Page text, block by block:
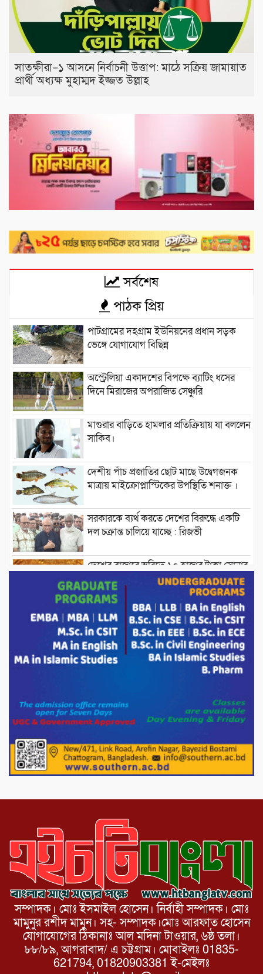
সাতক্ষীরা–১ আসনে নির্বাচনী উত্তাপ: মাঠে সক্রিয় জামায়াত
প্রার্থী অধ্যক্ষ মুহাম্মদ ইজ্জত উল্লাহ
সর্বশেষ
পাঠক প্রিয়
পাটগ্রামের দহগ্রাম ইউনিয়নের প্রধান সড়ক
ভেঙ্গে যোগাযোগ বিছিন্ন
অস্ট্রেলিয়া একাদশের বিপক্ষে ব্যাটিং ধসের
দিনে মিরাজের অপরাজিত সেঞ্চুরি
মাগুরার বাড়িতে হামলার প্রতিক্রিয়ায় যা বললেন
সাকিব।
দেশীয় পাঁচ প্রজাতির ছোট মাছে উদ্বেগজনক
মাত্রায় মাইক্রোপ্লাস্টিকের উপস্থিতি শনাক্ত ।
সরকারকে ব্যর্থ করতে দেশের বিরুদ্ধে একটি
দল চক্রান্ত চালিয়ে যাচ্ছে : রিজভী
দেশের বাজারে ভরিতে ১০ হাজার টাকা সোনার
দাম বাড়ানোর ঘোষণা।
ভারপ্রাপ্ত রাষ্ট্রপতি হাফিজ উদ্দিন আহমদের
সাথে এইচটি বাংলা অনলাইন পোর্টাল ও আইপি
টিভির সম্পাদক মোঃ ইসমাইল হোসেনের
সৌজন্য সাক্ষাৎ।
পাটগ্রামে জুলাই অভ্যুত্থান দিবস উপলক্ষে
পোরশায় গণঅভ্যুত্থান দিবসে শহিদ ও জুলাই
১১ দলীয় ঐক্য পোরশা উপজেলা শাখার
সম্পাদক। মোঃ ইসমাইল হোসেন। নির্বাহী সম্পাদক। মোঃ
মামুনুর রশীদ মামুন। সহ- সম্পাদক।মোঃ আরফাত হোসেন
যোগাযোগের ঠিকানাঃ আল মদিনা টাওয়ার, ৬ষ্ঠ তলা।
৮৮/৮৯, আগরাবাদ/ এ চট্টগ্রাম। মোবাইলঃ 01835-
621794, 01820903381 ই-মেইলঃ